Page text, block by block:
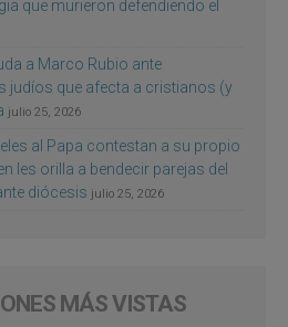
que murieron defendiendo el
a Marco Rubio ante
judíos que afecta a cristianos (y
julio 25, 2026
al Papa contestan a su propio
les orilla a bendecir parejas del
diócesis julio 25, 2026
MÁS VISTAS